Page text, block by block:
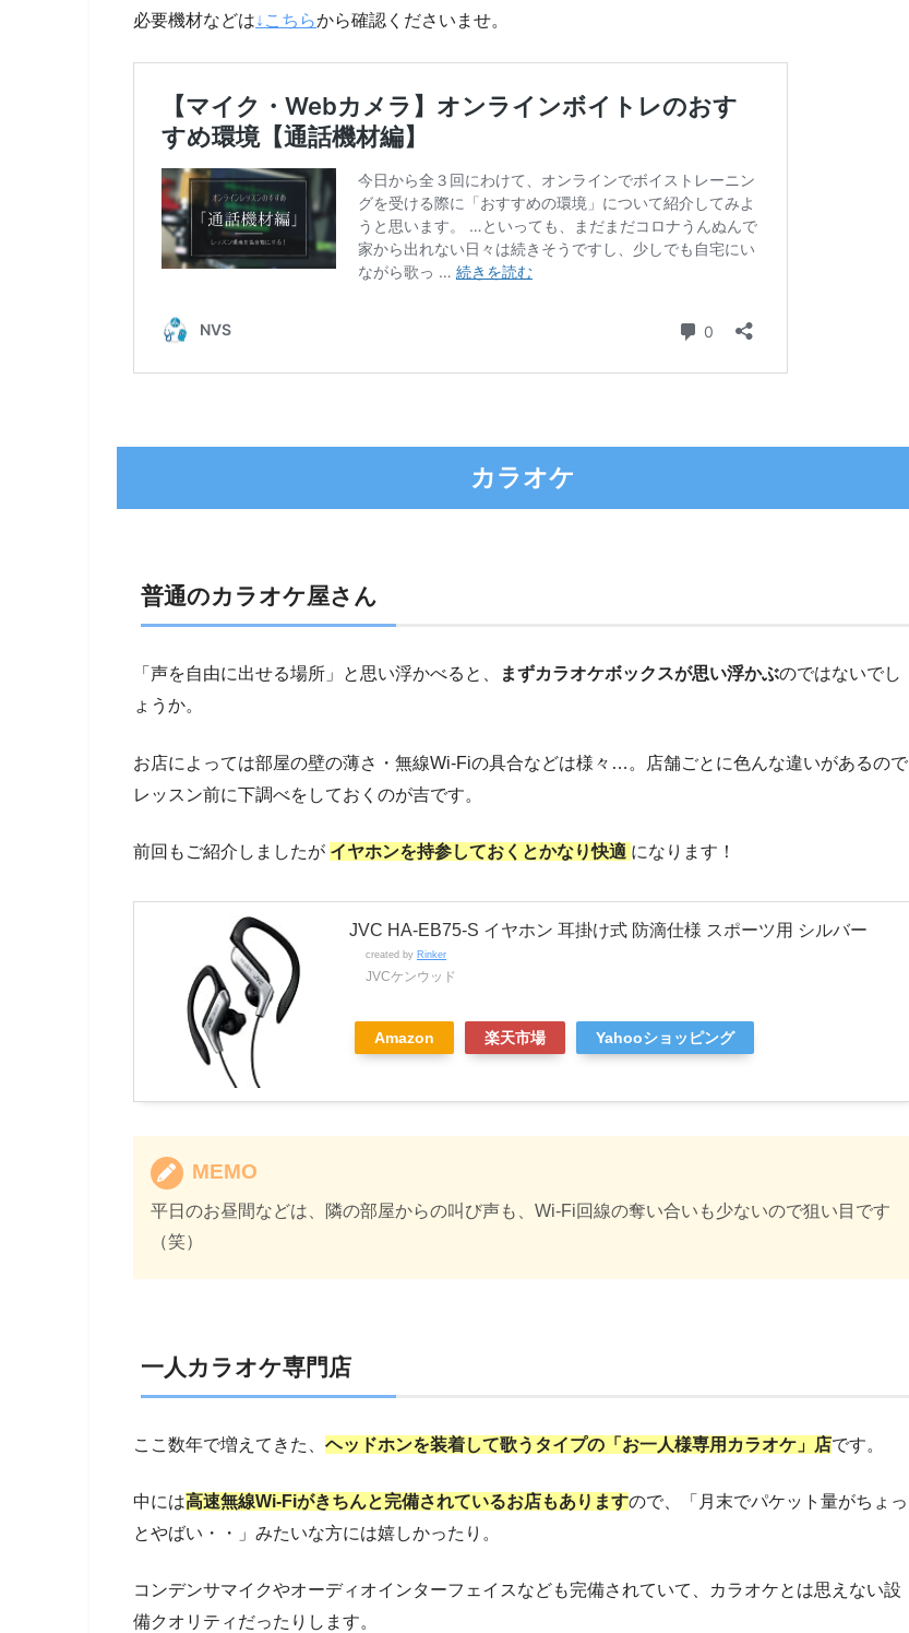
必要機材などは↓こちらから確認くださいませ。
カラオケ
普通のカラオケ屋さん
「声を自由に出せる場所」と思い浮かべると、 まずカラオケボックスが思い浮かぶのではないでし
ょうか。
お店によっては部屋の壁の薄さ・無線Wi-Fiの具合などは様々…。店舗ごとに色んな違いがあるので
レッスン前に下調べをしておくのが吉です。
前回もご紹介しましたが イヤホンを持参しておくとかなり快適 になります！
JVC HA-EB75-S イヤホン 耳掛け式 防滴仕様 スポーツ用 シルバー
created by Rinker
JVCケンウッド
Amazon 楽天市場 Yahooショッピング
MEMO
平日のお昼間などは、隣の部屋からの叫び声も、Wi-Fi回線の奪い合いも少ないので狙い目です
（笑）
一人カラオケ専門店
ここ数年で増えてきた、 ヘッドホンを装着して歌うタイプの「お一人様専用カラオケ」店です。
中には高速無線Wi-Fiがきちんと完備されているお店もありますので、「月末でパケット量がちょっ
とやばい・・」みたいな方には嬉しかったり。
コンデンサマイクやオーディオインターフェイスなども完備されていて、カラオケとは思えない設
備クオリティだったりします。